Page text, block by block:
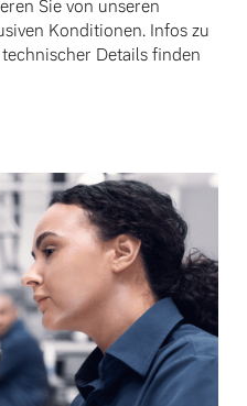
erfahren
Sie von unseren
Konditionen. Infos zu
Details finden